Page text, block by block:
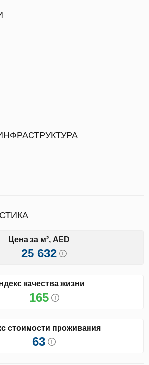
Цена за м², AED
25 632
качества жизни
165
стоимости проживания
63